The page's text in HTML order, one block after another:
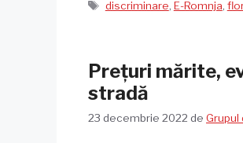
Etichete
discriminare, E-Romnja,
Prețuri mărite,
stradă
23 decembrie 2022 de Grupul